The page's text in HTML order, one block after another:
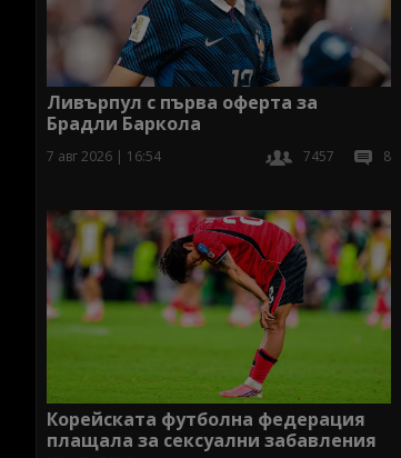
Ливърпул с първа оферта за
Брадли Баркола
7 авг 2026 | 16:54 7457 8
Корейската футболна федерация
плащала за сексуални забавления